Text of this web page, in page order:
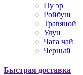
Пу эр
Ройбуш
Травяной
Улун
Чага чай
Черный
Быстрая доставка